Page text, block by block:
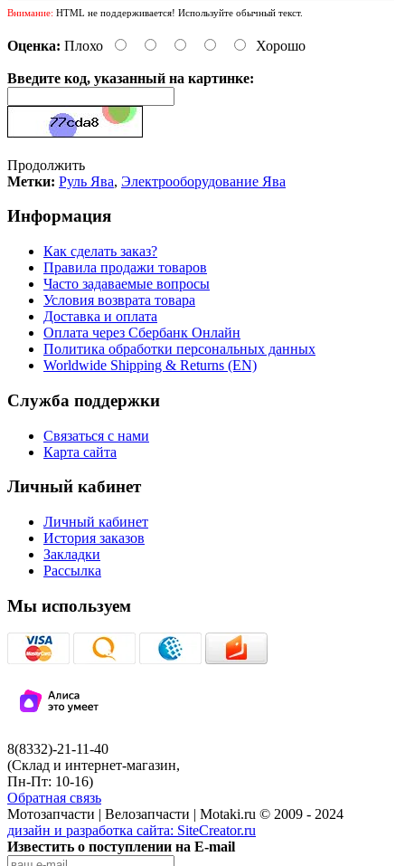
Внимание: HTML не поддерживается! Используйте обычный текст.
Оценка: Плохо Хорошо
Введите код, указанный на картинке:
Продолжить
Метки: Руль Ява, Электрооборудование Ява
Информация
Как сделать заказ?
Правила продажи товаров
Часто задаваемые вопросы
Условия возврата товара
Доставка и оплата
Оплата через Сбербанк Онлайн
Политика обработки персональных данных
Worldwide Shipping & Returns (EN)
Служба поддержки
Связаться с нами
Карта сайта
Личный кабинет
Личный кабинет
История заказов
Закладки
Рассылка
Мы используем
8(8332)-21-11-40
(Склад и интернет-магазин,
Пн-Пт: 10-16)
Обратная связь
Мотозапчасти | Велозапчасти | Motaki.ru © 2009 - 2024
дизайн и разработка сайта: SiteCreator.ru
Известить о поступлении на E-mail